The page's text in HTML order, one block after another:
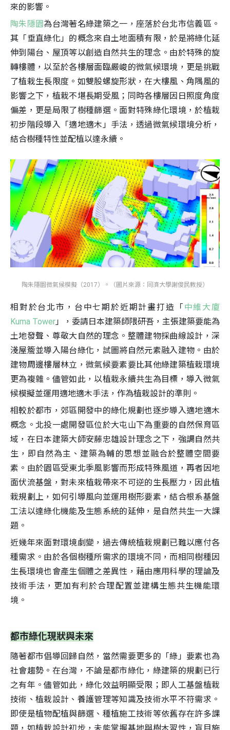
來的影響。
陶朱隱園為台灣著名綠建築之一，座落於台北市信義區。
其「垂直綠化」的概念來自土地面積有限，於是將綠化延
伸到陽台、屋頂等以創造自然共生的理念。由於特殊的旋
轉樓體，以至於各樓層面臨嚴峻的微氣候環境，更是挑戰
了植栽生長限度。如雙股螺旋形狀，在大樓風、角隅風的
影響之下，植栽不堪長期受風；同時各樓層因日照度角度
偏差，更是局限了樹種篩選。面對特殊綠化環境，於植栽
初步階段導入「適地適木」手法，透過微氣候環境分析，
結合樹種特性並配植以達永續。
陶朱隱園微氣候模擬（2017）。（圖片來源：同濟大學謝俊民教授）
相對於台北市，台中七期於近期計畫打造「 中維大廈
Kuma Tower 」，委請日本建築師隈研吾，主張建築要能為
土地發聲、尊敬大自然的理念。整體建物採曲線設計，深
淺屋簷並導入陽台綠化，試圖將自然元素融入建物。由於
建物周邊樓層林立，微氣候要素要比其他綠建築植栽環境
更為複雜。儘管如此，以植栽永續共生為目標，導入微氣
候模擬並運用適地適木手法，作為植栽設計的準則。
相較於都市，郊區開發中的綠化規劃也逐步導入適地適木
概念。北投一處開發區位於大屯山下為重要的自然保育區
域，在日本建築大師安藤忠雄設計理念之下，強調自然共
生，即自然為主、建築為輔的思想並融合於整體空間要
素。由於園區受東北季風影響而形成特殊風道，再者因地
面伏流基盤，對未來植栽帶來不可逆的生長壓力，因此植
栽規劃上，如何引導風向並運用樹形要素，結合根系基盤
工法以達綠化機能及生態系統的延伸，是自然共生一大課
題。
近幾年來面對環境劇變，過去傳統植栽規劃已難以應付各
種需求。由於各個樹種所需求的環境不同，而相同樹種因
生長環境也會產生個體之差異性，藉由應用科學的理論及
技術手法，更加有利於合理配置並建構生態共生機能環
境。
都市綠化現狀與未來
隨著都市倡導回歸自然，當然需要更多的「綠」要素也為
社會趨勢。在台灣，不論是都市綠化，綠建築的規劃已行
之有年。儘管如此，綠化效益明顯受限；即人工基盤植栽
技術、植栽設計、養護管理等知識及技術水平不符需求。
即使是植物配植與篩選、種植施工技術等依舊存在許多課